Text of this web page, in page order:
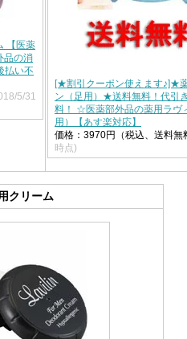
【医薬
品の消
払い不
5/31
[★割引クーポン使えます♪]★
ン（足用）★送料無料！代引
料！ ☆医薬部外品の薬用ラヴ
用）【あす楽対応】
価格：3970円（税込、送料無
時点)
クリーム